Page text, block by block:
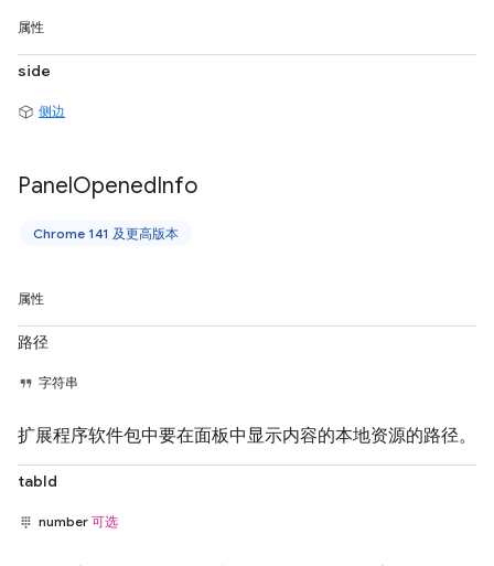
属性
side
侧边
PanelOpenedInfo
Chrome 141 及更高版本
属性
路径
字符串
扩展程序软件包中要在面板中显示内容的本地资源的路径。
tabId
number 可选